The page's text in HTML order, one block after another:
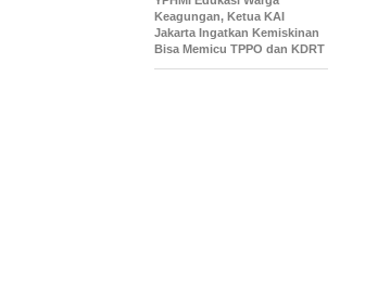
Keagungan, Ketua KAI
Jakarta Ingatkan Kemiskinan
Bisa Memicu TPPO dan KDRT